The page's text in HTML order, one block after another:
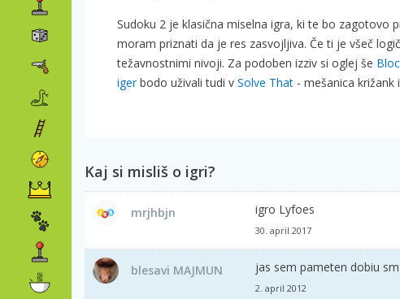
Sudoku 2 je klasična miselna igra, ki te bo zagotovo
moram priznati da je res zasvojljiva. Če ti je všeč
težavnostnimi nivoji. Za podoben izziv si oglej še
igerbodo uživali tudi v Solve That - mešanica križank
Kaj si misliš o igri?
mrjhbjn igro Lyfoes
30. april 2017
blesavi MAJMUN jas sem pameten dobiu
2. april 2012